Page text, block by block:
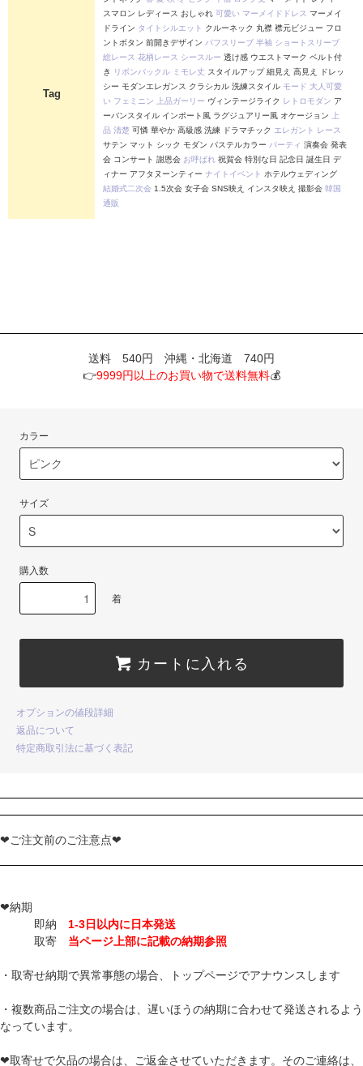
Tag
スマロン レディース おしゃれ 可愛い マーメイドドレス マーメイ
ドライン タイトシルエット クルーネック 丸襟 襟元ビジュー フロ
ントボタン 前開きデザイン パフスリーブ 半袖 ショートスリーブ
総レース 花柄レース シースルー 透け感 ウエストマーク ベルト付
き
リボンバックル ミモレ丈 スタイルアップ 細見え 高見え ドレッ
シー モダンエレガンス クラシカル 洗練スタイル モード 大人可愛
い フェミニン 上品ガーリー ヴィンテージライク レトロモダン ア
ーバンスタイル インポート風 ラグジュアリー風 オケージョン
上
品 清楚 可憐 華やか 高級感 洗練 ドラマチック エレガント レース
サテン マット シック モダン パステルカラー パーティ 演奏会 発表
会 コンサート 謝恩会 お呼ばれ 祝賀会 特別な日 記念日 誕生日 デ
ィナー アフタヌーンティー ナイトイベント ホテルウェディング
結婚式二次会 1.5次会 女子会 SNS映え インスタ映え 撮影会 韓国
通販
送料 540円 沖縄・北海道 740円
👉9999円以上のお買い物で送料無料💰
カラー
サイズ
購入数
着
カートに入れる
オプションの値段詳細
返品について
特定商取引法に基づく表記
❤ご注文前のご注意点❤
❤納期
即納 1-3日以内に日本発送
取寄 当ページ上部に記載の納期参照
・取寄せ納期で異常事態の場合、トップページでアナウンスします
・複数商品ご注文の場合は、遅いほうの納期に合わせて発送されるよう
なっています。
❤取寄せで欠品の場合は、ご返金させていただきます。そのご連絡は、